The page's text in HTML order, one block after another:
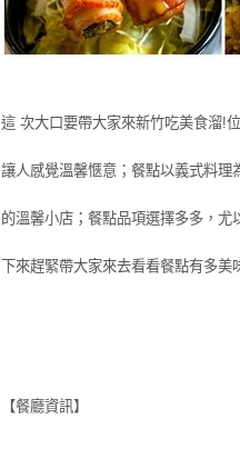
這 次大口要帶大家來新竹吃美食溜!
讓人感覺溫馨愜意；餐點以義式料
的溫馨小店；餐點品項選擇多多，
下來趕緊帶大家來去看看餐點有多美
【餐廳資訊】